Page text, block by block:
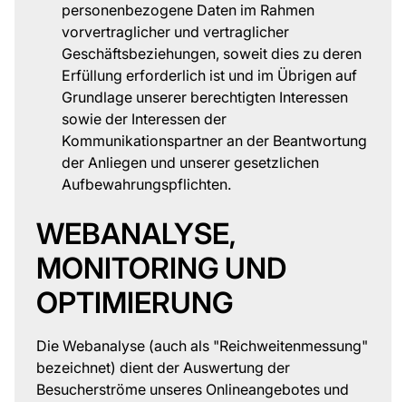
personenbezogene Daten im Rahmen
vorvertraglicher und vertraglicher
Geschäftsbeziehungen, soweit dies zu deren
Erfüllung erforderlich ist und im Übrigen auf
Grundlage unserer berechtigten Interessen
sowie der Interessen der
Kommunikationspartner an der Beantwortung
der Anliegen und unserer gesetzlichen
Aufbewahrungspflichten.
WEBANALYSE,
MONITORING UND
OPTIMIERUNG
Die Webanalyse (auch als "Reichweitenmessung"
bezeichnet) dient der Auswertung der
Besucherströme unseres Onlineangebotes und